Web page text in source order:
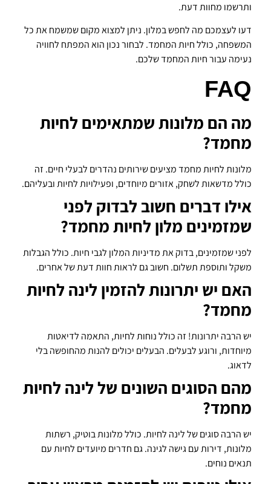
ותרשמו מחוות דעת.
דעו לעצמכם מה לחפש במלון. ניתן למצוא מקום שמשמח את כל
המשפחה, כולל חיות המחמד. לבחור נכון הוא המפתח לחוויה
נעימה עבור חיות המחמד שלכם.
FAQ
מה הם מלונות שמתאימים לחיות
מחמד?
מלונות לחיות מחמד מציעים שירותים נהדרים לבעלי חיים. זה
כולל מדשאות לשחק, אזורים מיוחדים, ופעילויות לחיות ובעליהם.
אילו דברים חשוב לבדוק לפני
שמזמינים מלון לחיות מחמד?
לפני שמזמינים, בדוק את מדיניות המלון לגבי חיות. כולל הגבלות
משקל ותוספת תשלום. חשוב גם לראות חוות דעת של אחרים.
האם יש יתרונות להזמין לינה לחיות
מחמד?
יש הרבה יתרונות! זה כולל נוחות לחיות, התאמה לדיאטות
מיוחדות, ורוגע לבעלים. הבעלים יכולים להנות מהחופשה בלי
לדאוג.
מהם הסוגים השונים של לינה לחיות
מחמד?
יש הרבה סוגים של לינה לחיות. כולל מלונות בוטיק, רשתות
מלונות, דירות עם גישה לגינה. גם חדרים מיועדים לחיות עם
תנאים נוחים.